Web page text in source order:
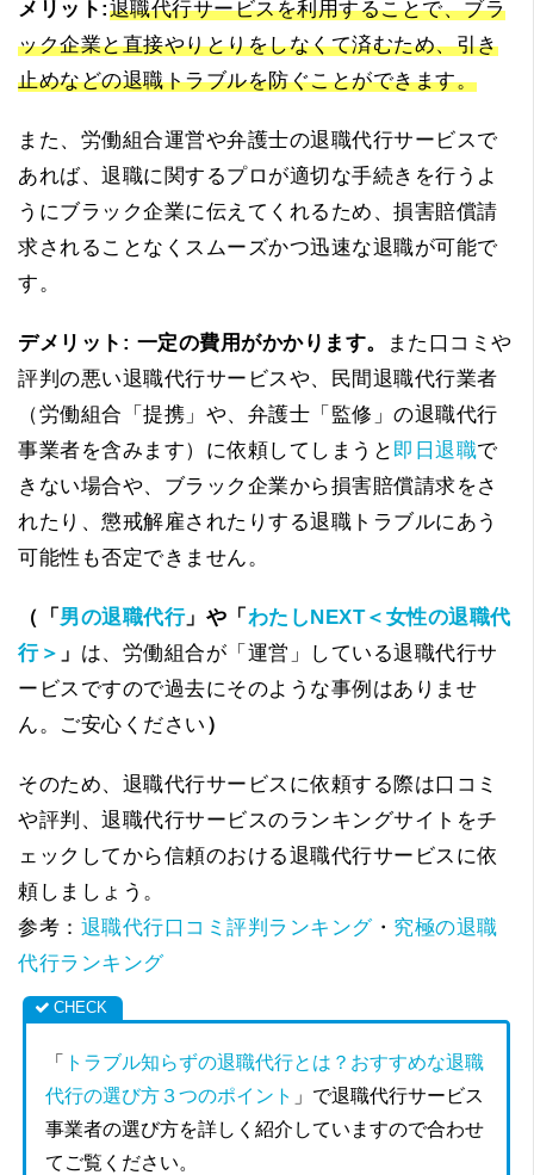
メリット:退職代行サービスを利用することで、ブラ
ック企業と直接やりとりをしなくて済むため、引き
止めなどの退職トラブルを防ぐことができます。
また、労働組合運営や弁護士の退職代行サービスで
あれば、退職に関するプロが適切な手続きを行うよ
うにブラック企業に伝えてくれるため、損害賠償請
求されることなくスムーズかつ迅速な退職が可能で
す。
デメリット: 一定の費用がかかります。
また口コミや
評判の悪い退職代行サービスや、民間退職代行業者
（労働組合「提携」や、弁護士「監修」の退職代行
事業者を含みます）に依頼してしまうと 即日退職で
きない場合や、ブラック企業から損害賠償請求をさ
れたり、懲戒解雇されたりする退職トラブルにあう
可能性も否定できません。
（「 男の退職代行」や「 わたしNEXT＜女性の退職代
行＞ 」 は、労働組合が「運営」している退職代行サ
ービスですので過去にそのような事例はありませ
ん。ご安心ください ）
そのため、退職代行サービスに依頼する際は口コミ
や評判、退職代行サービスのランキングサイトをチ
ェックしてから信頼のおける退職代行サービスに依
頼しましょう。
参考： 退職代行口コミ評判ランキング・ 究極の退職
代行ランキング
「
トラブル知らずの退職代行とは？おすすめな退職
代行の選び方３つのポイント 」で退職代行サービス
事業者の選び方を詳しく紹介していますので合わせ
てご覧ください。